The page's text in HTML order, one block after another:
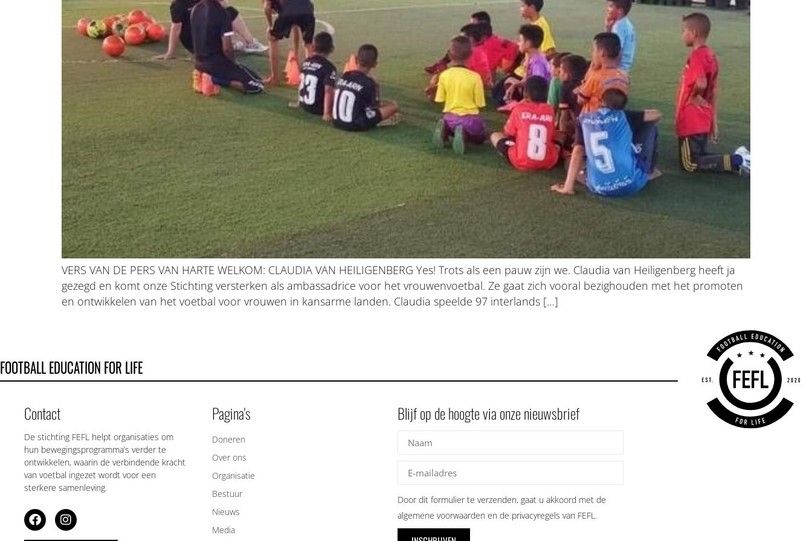
VERS VAN DE PERS VAN HARTE WELKOM: CLAUDIA VAN HEILIGENBERG Yes! Trots als een pauw zijn we. Claudia van Heiligenberg heeft ja
gezegd en komt onze Stichting versterken als ambassadrice voor het vrouwenvoetbal. Ze gaat zich vooral bezighouden met het promoten
en ontwikkelen van het voetbal voor vrouwen in kansarme landen. Claudia speelde 97 interlands […]
FOOTBALL EDUCATION FOR LIFE
Contact
De stichting FEFL helpt organisaties om
hun bewegingsprogramma’s verder te
ontwikkelen, waarin de verbindende kracht
van voetbal ingezet wordt voor een
sterkere samenleving.
Pagina's
Doneren
Over ons
Organisatie
Bestuur
Nieuws
Media
Blijf op de hoogte via onze nieuwsbrief
Door dit formulier te verzenden, gaat u akkoord met de
algemene voorwaarden en de privacyregels van FEFL.